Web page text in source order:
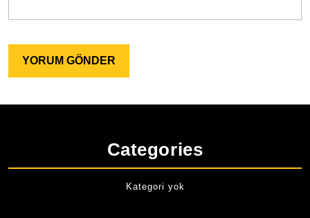
Categories
Kategori yok